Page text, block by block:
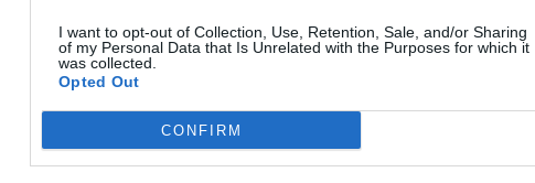
I want to opt-out of Collection, Use, Retention, Sale, and/or Sharing
of my Personal Data that Is Unrelated with the Purposes for which it
was collected.
Opted Out
CONFIRM